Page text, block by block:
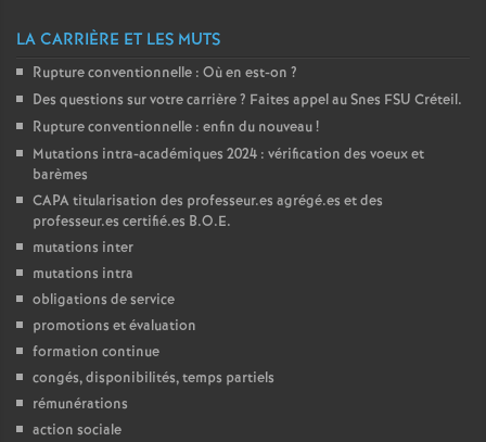
r
s
LA CARRIÈRE ET LES MUTS
Rupture conventionnelle : Où en est-on ?
Des questions sur votre carrière? Faites appel au Snes FSU Créteil.
Rupture conventionnelle : enfin du nouveau!
Mutations intra-académiques 2024 : vérification des voeux et
barèmes
CAPAtitularisation des professeur.es agrégé.es et des
professeur.es certifié.es B.O.E.
mutations inter
mutations intra
obligations de service
promotions et évaluation
formation continue
congés, disponibilités, temps partiels
rémunérations
action sociale